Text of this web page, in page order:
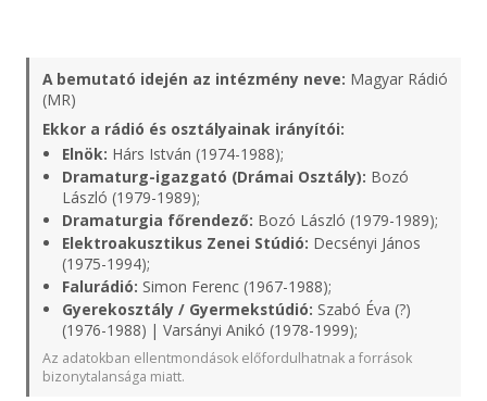
A bemutató idején az intézmény neve: Magyar Rádió
(MR)
Ekkor a rádió és osztályainak irányítói:
Elnök: Hárs István (1974-1988);
Dramaturg-igazgató (Drámai Osztály): Bozó
László (1979-1989);
Dramaturgia főrendező: Bozó László (1979-1989);
Elektroakusztikus Zenei Stúdió: Decsényi János
(1975-1994);
Falurádió: Simon Ferenc (1967-1988);
Gyerekosztály / Gyermekstúdió: Szabó Éva (?)
(1976-1988) | Varsányi Anikó (1978-1999);
Az adatokban ellentmondások előfordulhatnak a források
bizonytalansága miatt.